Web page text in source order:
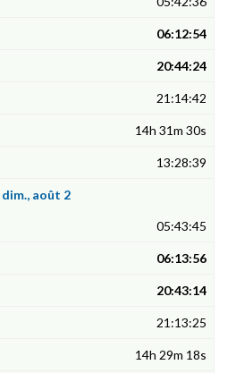
06:12:54
20:44:24
21:14:42
14h 31m 30s
13:28:39
dim., août 2
05:43:45
06:13:56
20:43:14
21:13:25
14h 29m 18s